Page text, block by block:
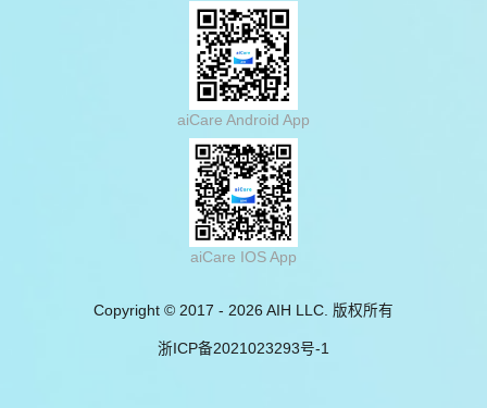
aiCare Android App
aiCare IOS App
Copyright © 2017 - 2026 AIH LLC. 版权所有
浙 ICP备2021023293号-1